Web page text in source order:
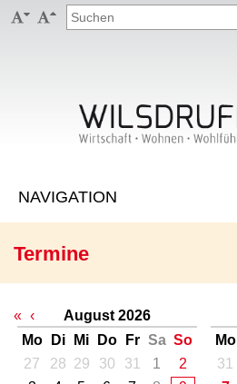
 
Termine
« ‹
August 2026
Mo
Di Mi Do Fr Sa So
27
28 29 30 31 1
2
Mo
31